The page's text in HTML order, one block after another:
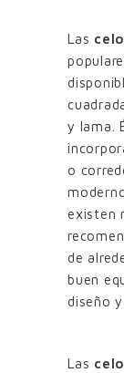
Las
y lama.
o
existen
de
buen
diseño y
Las